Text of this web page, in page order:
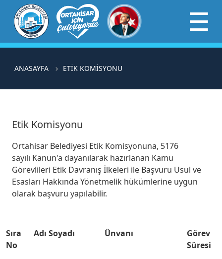
×
☰
ANASAYFA ETİK KOMİSYONU
Etik Komisyonu
Ortahisar Belediyesi Etik Komisyonuna, 5176
sayılı Kanun'a dayanılarak hazırlanan Kamu
Görevlileri Etik Davranış İlkeleri ile Başvuru Usul ve
Esasları Hakkında Yönetmelik hükümlerine uygun
olarak başvuru yapılabilir.
Sıra
No
Adı Soyadı Ünvanı
Görev
Süresi